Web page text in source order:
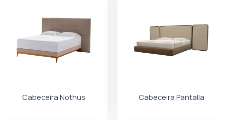
Cabeceira Nothus Cabeceira Pantalla